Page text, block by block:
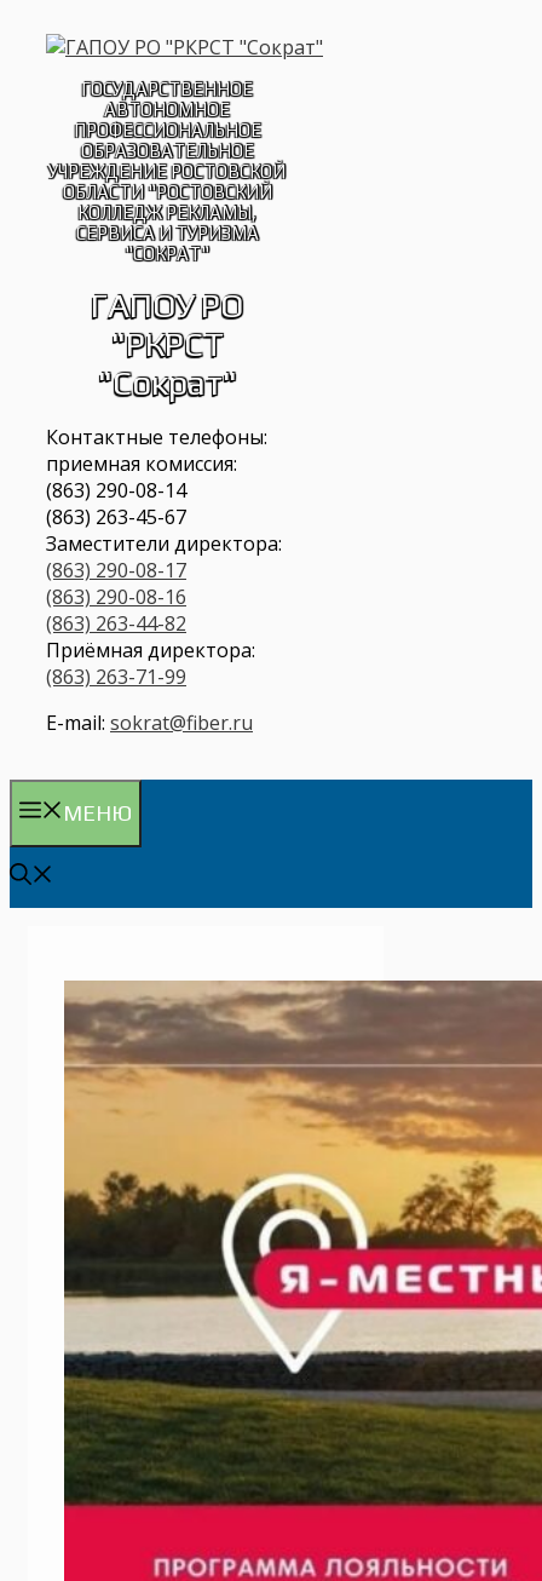
содержимому
ГОСУДАРСТВЕННОЕ
АВТОНОМНОЕ
ПРОФЕССИОНАЛЬНОЕ
ОБРАЗОВАТЕЛЬНОЕ
УЧРЕЖДЕНИЕ РОСТОВСКОЙ
ОБЛАСТИ "РОСТОВСКИЙ
КОЛЛЕДЖ РЕКЛАМЫ,
СЕРВИСА И ТУРИЗМА
"СОКРАТ"
ГАПОУ РО
"РКРСТ
"Сократ"
Контактные телефоны:
приемная комиссия:
(863) 290-08-14
(863) 263-45-67
Заместители директора:
(863) 290-08-17
(863) 290-08-16
(863) 263-44-82
Приёмная директора:
(863) 263-71-99
E-mail: sokrat@fiber.ru
МЕНЮ